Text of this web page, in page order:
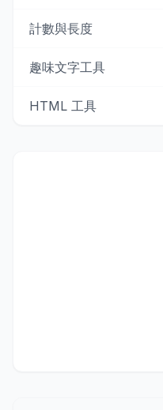
計數與長度
趣味文字工具
HTML 工具